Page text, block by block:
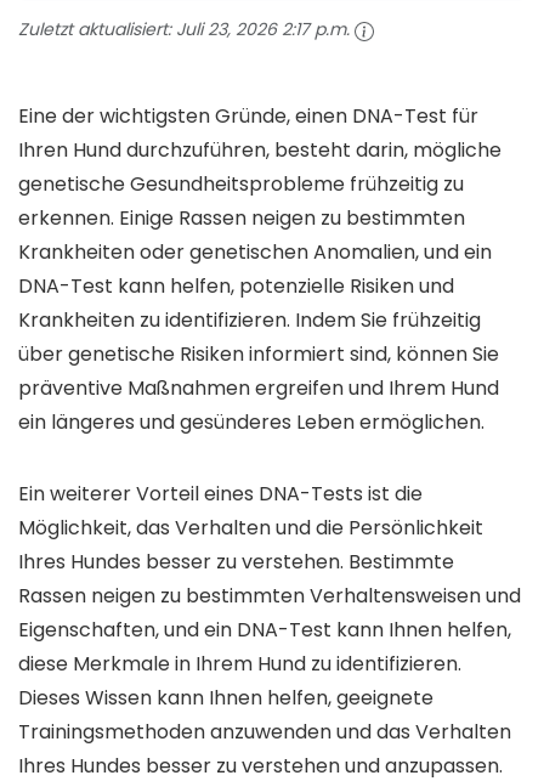
Zuletzt aktualisiert: Juli 23, 2026 2:17 p.m.
Eine der wichtigsten Gründe, einen DNA-Test für
Ihren Hund durchzuführen, besteht darin, mögliche
genetische Gesundheitsprobleme frühzeitig zu
erkennen. Einige Rassen neigen zu bestimmten
Krankheiten oder genetischen Anomalien, und ein
DNA-Test kann helfen, potenzielle Risiken und
Krankheiten zu identifizieren. Indem Sie frühzeitig
über genetische Risiken informiert sind, können Sie
präventive Maßnahmen ergreifen und Ihrem Hund
ein längeres und gesünderes Leben ermöglichen.
Ein weiterer Vorteil eines DNA-Tests ist die
Möglichkeit, das Verhalten und die Persönlichkeit
Ihres Hundes besser zu verstehen. Bestimmte
Rassen neigen zu bestimmten Verhaltensweisen und
Eigenschaften, und ein DNA-Test kann Ihnen helfen,
diese Merkmale in Ihrem Hund zu identifizieren.
Dieses Wissen kann Ihnen helfen, geeignete
Trainingsmethoden anzuwenden und das Verhalten
Ihres Hundes besser zu verstehen und anzupassen.